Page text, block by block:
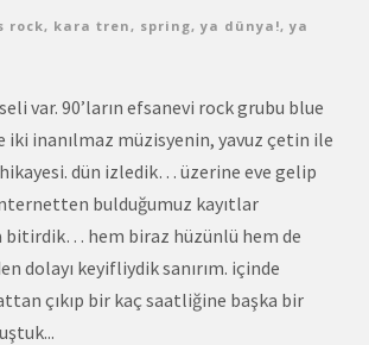
rock, kara tren , spring, ya dünya!, ya
var. 90’ların efsanevi rock grubu blue
iki inanılmaz müzisyenin, yavuz çetin ile
hikayesi. dün izledik… üzerine eve gelip
bulduğumuz kayıtlar
bitirdik… hem biraz hüzünlü hem de
dolayı keyifliydik sanırım. içinde
çıkıp bir kaç saatliğine başka bir